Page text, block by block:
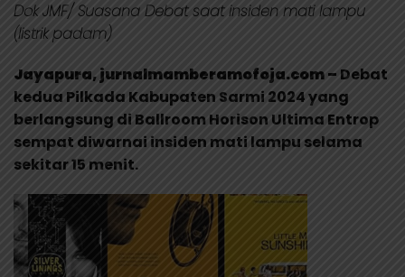
Dok JMF/ Suasana Debat saat insiden mati lampu
(listrik padam)
Jayapura, jurnalmamberamofoja.com – Debat
kedua Pilkada Kabupaten Sarmi 2024 yang
berlangsung di Ballroom Horison Ultima Entrop
sempat diwarnai insiden mati lampu selama
sekitar 15 menit.